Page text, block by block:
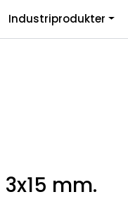
Favoritter
Industriprodukter
mm.